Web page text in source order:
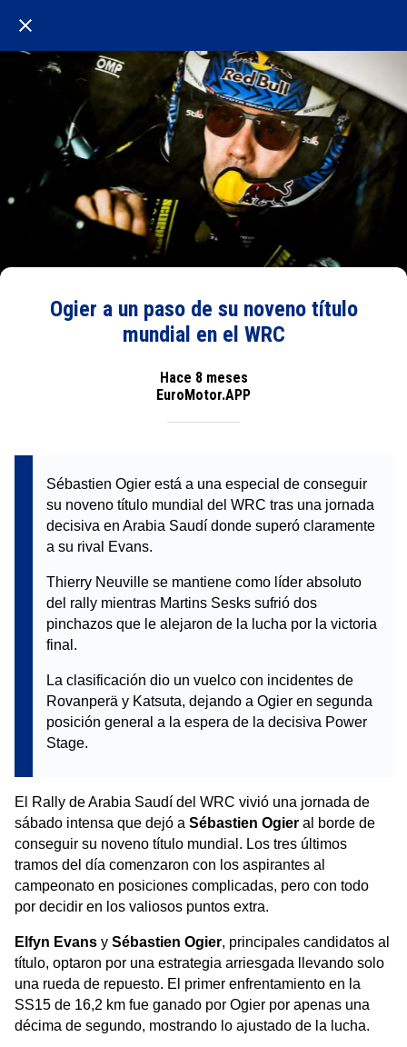
Ogier a un paso de su noveno título
mundial en el WRC
Hace 8 meses
EuroMotor.APP
Sébastien Ogier está a una especial de conseguir
su noveno título mundial del WRC tras una jornada
decisiva en Arabia Saudí donde superó claramente
a su rival Evans.
Thierry Neuville se mantiene como líder absoluto
del rally mientras Martins Sesks sufrió dos
pinchazos que le alejaron de la lucha por la victoria
final.
La clasificación dio un vuelco con incidentes de
Rovanperä y Katsuta, dejando a Ogier en segunda
posición general a la espera de la decisiva Power
Stage.
El Rally de Arabia Saudí del WRC vivió una jornada de
sábado intensa que dejó a Sébastien Ogier al borde de
conseguir su noveno título mundial. Los tres últimos
tramos del día comenzaron con los aspirantes al
campeonato en posiciones complicadas, pero con todo
por decidir en los valiosos puntos extra.
Elfyn Evans y Sébastien Ogier, principales candidatos al
título, optaron por una estrategia arriesgada llevando solo
una rueda de repuesto. El primer enfrentamiento en la
SS15 de 16,2 km fue ganado por Ogier por apenas una
décima de segundo, mostrando lo ajustado de la lucha.